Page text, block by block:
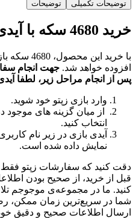
توضیحات تکمیلی توضیحات
خرید 4680 سکه با آیدی زپتو (Zepeto)
با خرید این
افزوده خواهد شد.
پس از انجام مراحل زیر، لطفا
وارد بازی زپتو خود شوید.
انتخاب کنید.
آیدی بازی در زیر نام
نمایش داده شده است.
دقت کنید که سفارشات زپتو فقط
قبل از خرید، از صحیح بودن
کنید. ما در مجموعه‌ی موجوجم
شما در سریع‌ترین زمان ممکن،
ارسال اطلاعات صحیح و دقیق